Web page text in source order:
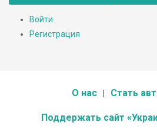
Войти
Регистрация
О нас Стать
Поддержать сайт